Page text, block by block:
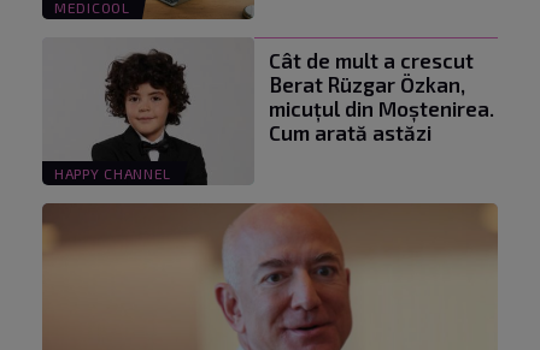
MEDICOOL
HAPPY CHANNEL
Cât de mult a crescut
Berat Rüzgar Özkan,
micuțul din Moștenirea.
Cum arată astăzi